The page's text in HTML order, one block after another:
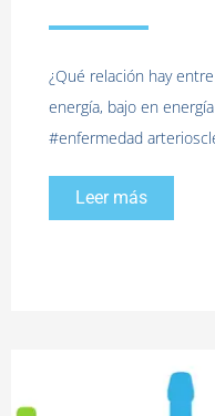
¿Qué relación hay
energía, bajo en
#enfermedad
Leer más